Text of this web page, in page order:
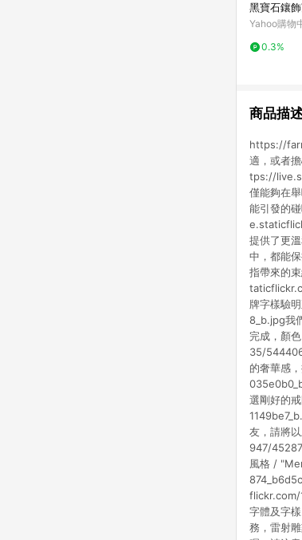
黑寶石鑲
Yahoo購物
0.3%
商品描
https://
適，或者
tps://
僅能夠在
能引發的
提供了更
中，都能
指帶來的
牌字樣驗
8_b.jpg我
完成，顏
35/
的奢華感
選剛好的
友，請將
947/
風格 /
flickr.com/
字體及字
務，雷射